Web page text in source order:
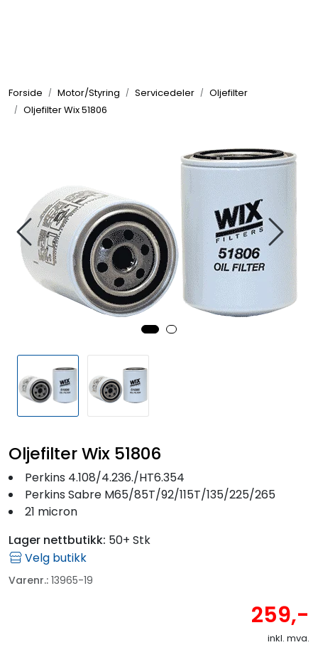
Forside Motor/Styring Servicedeler
Oljefilter
Oljefilter Wix 51806
Oljefilter Wix 51806
Perkins 4.108/4.236./HT6.354
Perkins Sabre M65/85T/92/115T/135/225/265
21 micron
Lager nettbutikk: 50+ Stk
Velg butikk
Varenr.: 13965-19
259,-
inkl. mva.
Elektrisk
Komfort
VVS
Motor/Styring
Fritid/Sikkerhet
Båtpleie/Opplag
Seil
Outlet
Kampanje